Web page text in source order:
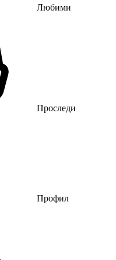
Любими
Проследи
Профил